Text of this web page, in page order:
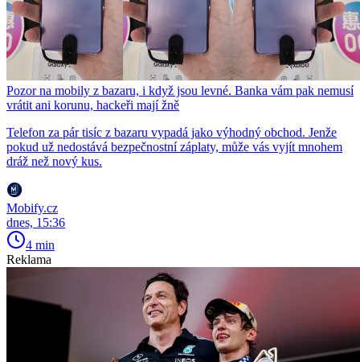
Pozor na mobily z bazaru, i když jsou levné. Banka vám pak nemusí
vrátit ani korunu, hackeři mají žně
Telefon za pár tisíc z bazaru vypadá jako výhodný obchod. Jenže
pokud už nedostává bezpečnostní záplaty, může vás vyjít mnohem
dráž než nový kus.
Mobify.cz
dnes, 15:36
4 min
Reklama